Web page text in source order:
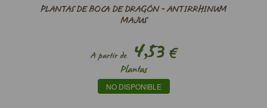
PLANTAS DE BOCA DE DRAGÓN - ANTIRRHINUM
MAJUS
A partir de4,53€
Plantas
NO DISPONIBLE